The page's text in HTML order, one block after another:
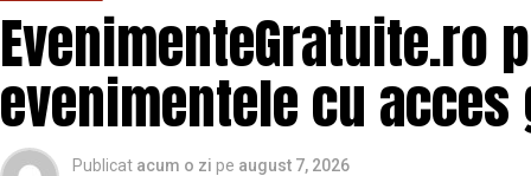
EvenimenteGratuite.ro
evenimentele cu
Publicat acum o zi pe august 7, 2026